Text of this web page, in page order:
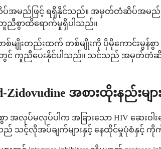
မည်ဖြင့် ရရှိနိုင်သည်။ အမှတ်တံဆိပ်အမည်ဗား
ညီစွာထိရောက်မှုရှိပါသည်။
မျိုးတည်းထက် တစ်မျိုးကို ပိုမိုကောင်းမွ
င် ကူညီပေးနိုင်ပါသည်။ သင်သည် အမှတ်တံ
Zidovudine အစားထိုးနည်းမျာ
မလုပ်ပါက အခြားသော HIV ဆေးဝါးပ
ည် သင့်လိုအပ်ချက်များနှင့် နေထိုင်မှုပုံစံနှင့်